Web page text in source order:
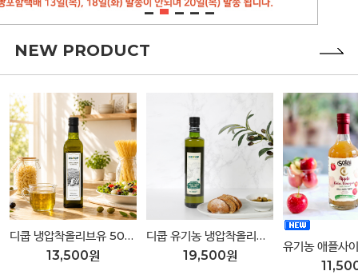
NEW PRODUCT
디쿱 냉압착올리브유 500ml
13,500원
디쿱 유기농 냉압착올리브유 500ml
19,500원